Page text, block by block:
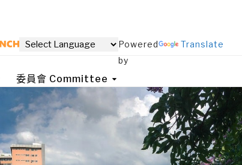
Powered
by
Translate
委員會 Committee